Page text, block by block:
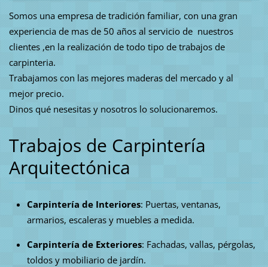
Somos una empresa de tradición familiar, con una gran
experiencia de mas de 50 años al servicio de nuestros
clientes ,en la realización de todo tipo de trabajos de
carpinteria.
Trabajamos con las mejores maderas del mercado y al
mejor precio.
Dinos qué nesesitas y nosotros lo solucionaremos.
Trabajos de Carpintería
Arquitectónica
Carpintería de Interiores: Puertas, ventanas,
armarios, escaleras y muebles a medida.
Carpintería de Exteriores: Fachadas, vallas, pérgolas,
toldos y mobiliario de jardín.